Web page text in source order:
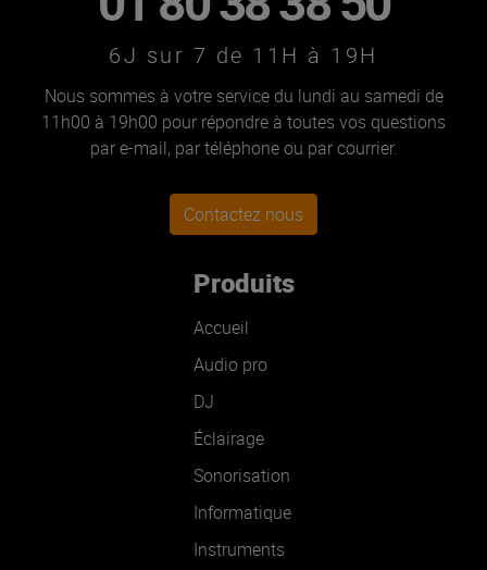
6J sur 7 de 11H à 19H
Nous sommes à votre service du lundi au samedi de
11h00 à 19h00 pour répondre à toutes vos questions
par e-mail, par téléphone ou par courrier.
Contactez nous
Produits
Accueil
Audio pro
DJ
Éclairage
Sonorisation
Informatique
Instruments